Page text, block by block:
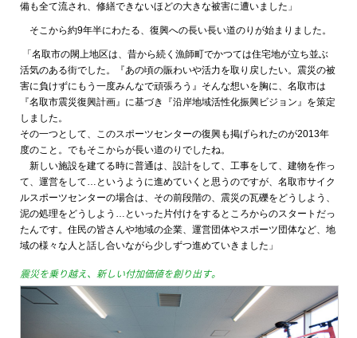
備も全て流され、修繕できないほどの大きな被害に遭いました」
そこから約9年半にわたる、復興への長い長い道のりが始まりました。
「名取市の閖上地区は、昔から続く漁師町でかつては住宅地が立ち並ぶ
活気のある街でした。『あの頃の賑わいや活力を取り戻したい。震災の被
害に負けずにもう一度みんなで頑張ろう』そんな想いを胸に、名取市は
『名取市震災復興計画』に基づき『沿岸地域活性化振興ビジョン』を策定
しました。
その一つとして、このスポーツセンターの復興も掲げられたのが2013年
度のこと。でもそこからが長い道のりでしたね。
新しい施設を建てる時に普通は、設計をして、工事をして、建物を作っ
て、運営をして…というように進めていくと思うのですが、名取市サイク
ルスポーツセンターの場合は、その前段階の、震災の瓦礫をどうしよう、
泥の処理をどうしよう…といった片付けをするところからのスタートだっ
たんです。住民の皆さんや地域の企業、運営団体やスポーツ団体など、地
域の様々な人と話し合いながら少しずつ進めていきました」
震災を乗り越え、新しい付加価値を創り出す。